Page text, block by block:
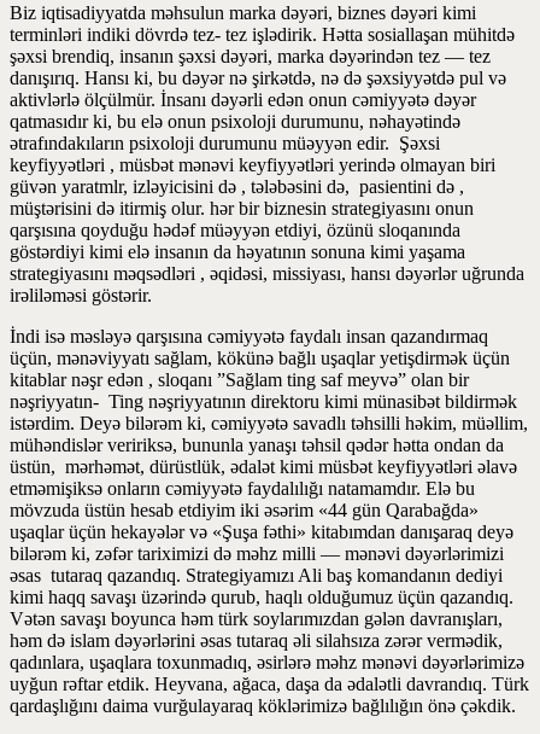
Biz iqtisadiyyatda məhsulun marka dəyəri, biznes dəyəri kimi
terminləri indiki dövrdə tez- tez işlədirik. Hətta sosiallaşan mühitdə
şəxsi brendiq, insanın şəxsi dəyəri, marka dəyərindən tez — tez
danışırıq. Hansı ki, bu dəyər nə şirkətdə, nə də şəxsiyyətdə pul və
aktivlərlə ölçülmür. İnsanı dəyərli edən onun cəmiyyətə dəyər
qatmasıdır ki, bu elə onun psixoloji durumunu, nəhayətində
ətrafındakıların psixoloji durumunu müəyyən edir. Şəxsi
keyfiyyətləri , müsbət mənəvi keyfiyyətləri yerində olmayan biri
güvən yaratmlr, izləyicisini də , tələbəsini də, pasientini də ,
müştərisini də itirmiş olur. hər bir biznesin strategiyasını onun
qarşısına qoyduğu hədəf müəyyən etdiyi, özünü sloqanında
göstərdiyi kimi elə insanın da həyatının sonuna kimi yaşama
strategiyasını məqsədləri , əqidəsi, missiyası, hansı dəyərlər uğrunda
irəliləməsi göstərir.
İndi isə məsləyə qarşısına cəmiyyətə faydalı insan qazandırmaq
üçün, mənəviyyatı sağlam, kökünə bağlı uşaqlar yetişdirmək üçün
kitablar nəşr edən , sloqanı ”Sağlam ting saf meyvə” olan bir
nəşriyyatın- Ting nəşriyyatının direktoru kimi münasibət bildirmək
istərdim. Deyə bilərəm ki, cəmiyyətə savadlı təhsilli həkim, müəllim,
mühəndislər veririksə, bununla yanaşı təhsil qədər hətta ondan da
üstün, mərhəmət, dürüstlük, ədalət kimi müsbət keyfiyyətləri əlavə
etməmişiksə onların cəmiyyətə faydalılığı natamamdır. Elə bu
mövzuda üstün hesab etdiyim iki əsərim «44 gün Qarabağda»
uşaqlar üçün hekayələr və «Şuşa fəthi» kitabımdan danışaraq deyə
bilərəm ki, zəfər tariximizi də məhz milli — mənəvi dəyərlərimizi
əsas tutaraq qazandıq. Strategiyamızı Ali baş komandanın dediyi
kimi haqq savaşı üzərində qurub, haqlı olduğumuz üçün qazandıq.
Vətən savaşı boyunca həm türk soylarımızdan gələn davranışları,
həm də islam dəyərlərini əsas tutaraq əli silahsıza zərər vermədik,
qadınlara, uşaqlara toxunmadıq, əsirlərə məhz mənəvi dəyərlərimizə
uyğun rəftar etdik. Heyvana, ağaca, daşa da ədalətli davrandıq. Türk
qardaşlığını daima vurğulayaraq köklərimizə bağlılığın önə çəkdik.